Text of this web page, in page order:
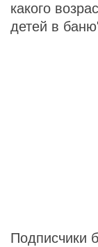
какого
детей в
Подписчики